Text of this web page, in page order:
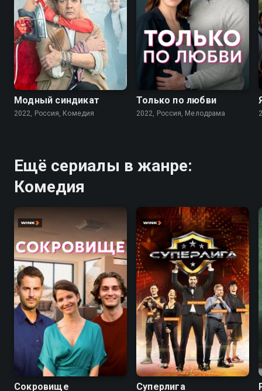
7.6
Модный синдикат
2022, Россия, Комедия
Только по любви
2022, Россия, Мелодрама
Ещё сериалы в жанре:
Комедия
7.3
Сокровище
5.1
Суперлига